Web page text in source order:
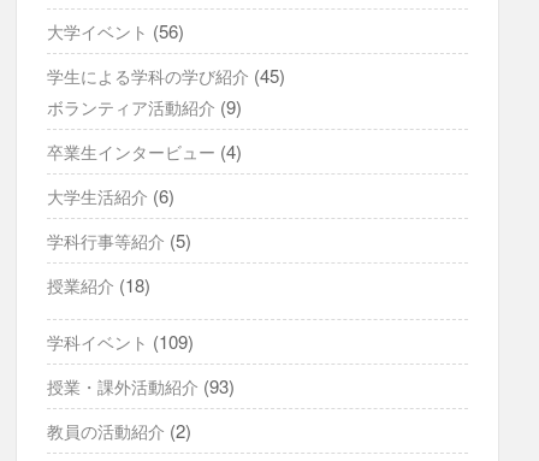
大学イベント (56)
学生による学科の学び紹介 (45)
ボランティア活動紹介 (9)
卒業生インタービュー (4)
大学生活紹介 (6)
学科行事等紹介 (5)
授業紹介 (18)
学科イベント (109)
授業・課外活動紹介 (93)
教員の活動紹介 (2)